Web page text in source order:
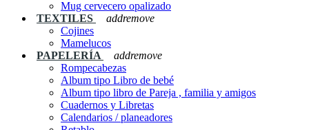
Mug cervecero opalizado
TEXTILES
addremove
Cojines
Mamelucos
PAPELERÍA
addremove
Rompecabezas
Album tipo Libro de bebé
Album tipo libro de Pareja , familia y amigos
Cuadernos y Libretas
Calendarios / planeadores